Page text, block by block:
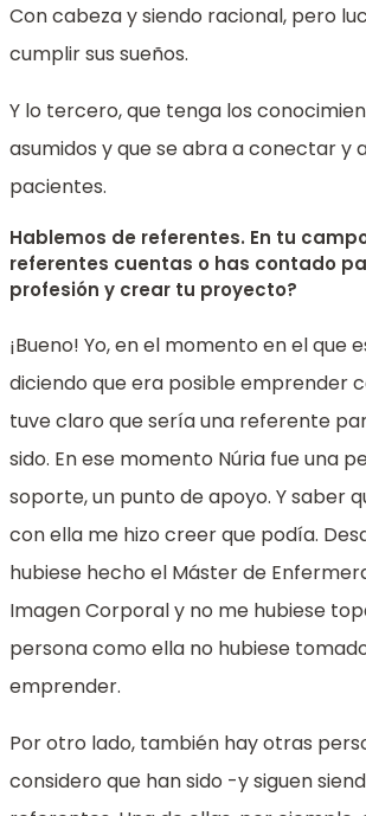
Con cabeza y siendo racional, pero
cumplir sus sueños.
Y lo tercero, que tenga los
asumidos y quese abra a conectar y
pacientes.
Hablemos de referentes. En tu
referentes cuentas o has contado
profesión y crear tu proyecto?
¡Bueno! Yo, en el momento en el que
diciendo que era posible emprender
tuve claro que sería una referente
sido. En ese momento Núria fue una
soporte, un punto de apoyo. Y saber
con ella me hizo creer que podía.
hubiese hecho el Máster de
Imagen Corporal y no me hubiese
persona como ella no hubiese
emprender.
Por otro lado, también hay otras
considero que han sido -y siguen